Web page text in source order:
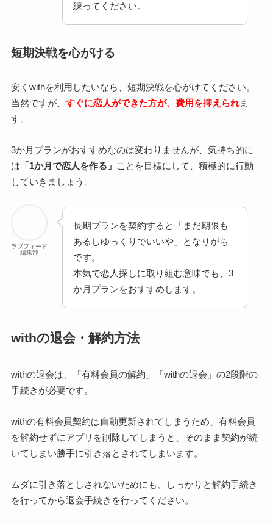
練ってください。
短期決戦を心がける
安くwithを利用したいなら、短期決戦を心がけてください。
当然ですが、 すぐに恋人ができた方が、費用を抑えられま
す。
3か月プランがおすすめなのは変わりませんが、気持ち的に
は 「1か月で恋人を作る」 ことを目標にして、積極的に行動
していきましょう。
ラブフィード
編集部
長期プランを契約すると「まだ期限も
あるしゆっくりでいいや」となりがち
です。
本気で恋人探しに取り組む意味でも、3
か月プランをおすすめします。
withの退会・解約方法
withの退会は、「有料会員の解約」「withの退会」の2段階の
手続きが必要です。
withの有料会員契約は自動更新されてしまうため、有料会員
を解約せずにアプリを削除してしまうと、そのまま契約が続
いてしまい勝手に引き落とされてしまいます。
ムダに引き落としされないためにも、しっかりと解約手続き
を行ってから退会手続きを行ってください。